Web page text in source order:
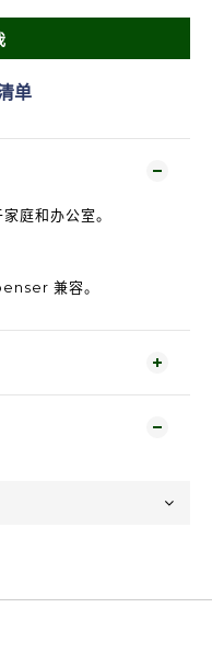
单
庭和办公室。
兼容。